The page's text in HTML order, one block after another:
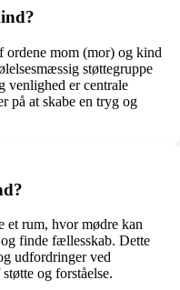
ordene mom (mor) og kind
støttegruppe
venlighed er centrale
på at skabe en tryg og
et rum, hvor mødre kan
finde fællesskab. Dette
udfordringer ved
og forståelse.